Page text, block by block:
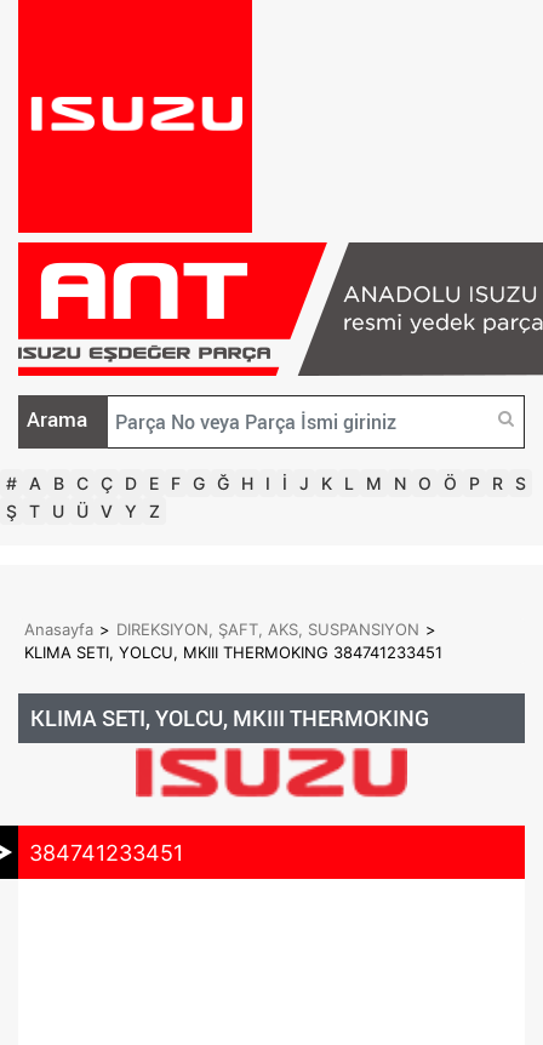
Arama
# A B C Ç D E F G Ğ H I İ J K L M N O Ö P R S
Ş T U Ü V Y Z
Anasayfa > DIREKSIYON, ŞAFT, AKS, SUSPANSIYON >
KLIMA SETI, YOLCU, MKIII THERMOKING 384741233451
KLIMA SETI, YOLCU, MKIII THERMOKING
384741233451